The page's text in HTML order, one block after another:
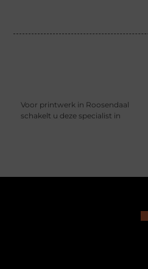
Voor printwerk in Roosendaal
schakelt u deze specialist in